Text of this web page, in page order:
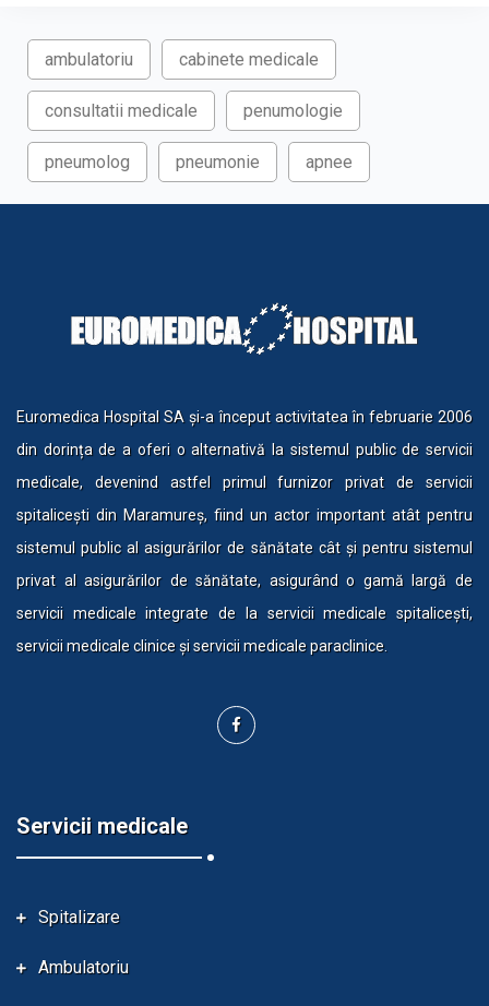
ambulatoriu cabinete medicale
consultatii medicale penumologie
pneumolog pneumonie apnee
Euromedica Hospital SA și-a început activitatea în februarie 2006
din dorința de a oferi o alternativă la sistemul public de servicii
medicale, devenind astfel primul furnizor privat de servicii
spitalicești din Maramureș, fiind un actor important atât pentru
sistemul public al asigurărilor de sănătate cât și pentru sistemul
privat al asigurărilor de sănătate, asigurând o gamă largă de
servicii medicale integrate de la servicii medicale spitalicești,
servicii medicale clinice și servicii medicale paraclinice.
Servicii medicale
Spitalizare
Ambulatoriu